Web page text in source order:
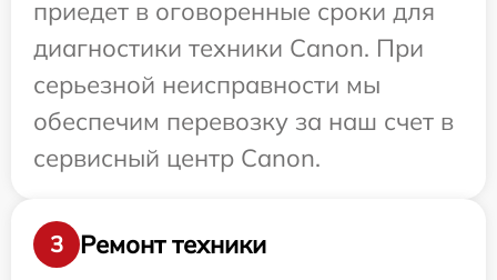
приедет в оговоренные сроки для
диагностики техники Canon. При
серьезной неисправности мы
обеспечим перевозку за наш счет в
сервисный центр Canon.
3
Ремонт техники